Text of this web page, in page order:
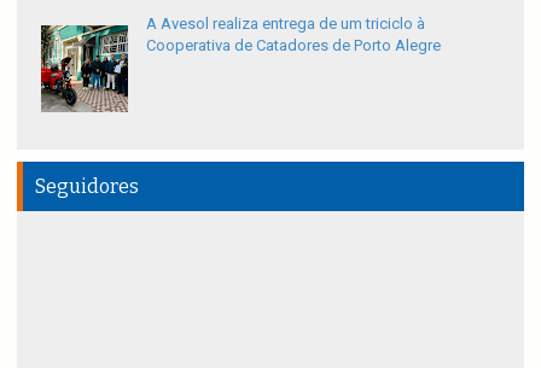
A Avesol realiza entrega de um triciclo à
Cooperativa de Catadores de Porto Alegre
Seguidores